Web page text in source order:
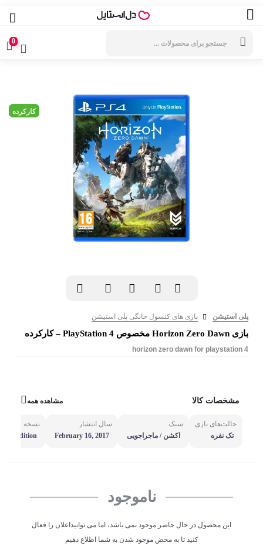
0
کارکرده
پلی استیشن بازی های کنسول خانگی پلی استیشن
بازی Horizon Zero Dawn مخصوص PlayStation 4 – کارکرده
horizon zero dawn for playstation 4
مشخصات کالا مشاهده همه
حالت‌های بازی
تک نفره
سبک
اکشن / ماجراجویی
سال انتشار
February 16, 2017
نسخه
Edition
ناموجود
این محصول در حال حاضر موجود نمی باشد، اما می توانیداعلان را فعال
کنید تا به محض موجود شدن به شما اطلاع دهیم